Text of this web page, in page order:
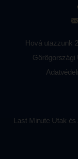
Hová utazzunk
Görögországi
Last Minute Utak